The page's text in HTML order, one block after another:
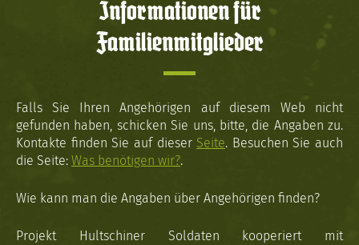
Informationen für
Familienmitglieder
Falls Sie Ihren Angehörigen auf diesem Web nicht
gefunden haben, schicken Sie uns, bitte, die Angaben zu.
Kontakte finden Sie auf dieser Seite. Besuchen Sie auch
die Seite: Was benötigen wir?.
Wie kann man die Angaben über Angehörigen finden?
Projekt Hultschiner Soldaten kooperiert mit